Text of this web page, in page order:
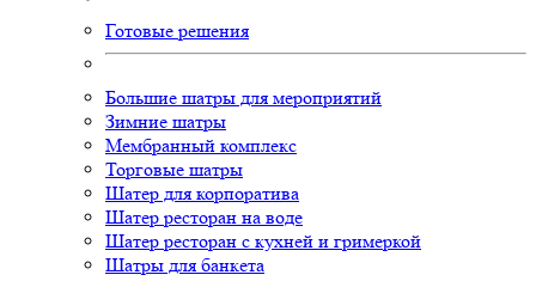
Готовые решения
Большие шатры для мероприятий
Зимние шатры
Мембранный комплекс
Торговые шатры
Шатер для корпоратива
Шатер ресторан на воде
Шатер ресторан с кухней и гримеркой
Шатры для банкета